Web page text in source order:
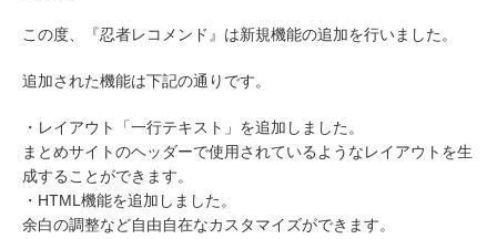
この度、『忍者レコメンド』は新規機能の追加を行いました。
追加された機能は下記の通りです。
・レイアウト「一行テキスト」を追加しました。
まとめサイトのヘッダーで使用されているようなレイアウトを生
成することができます。
・HTML機能を追加しました。
余白の調整など自由自在なカスタマイズができます。